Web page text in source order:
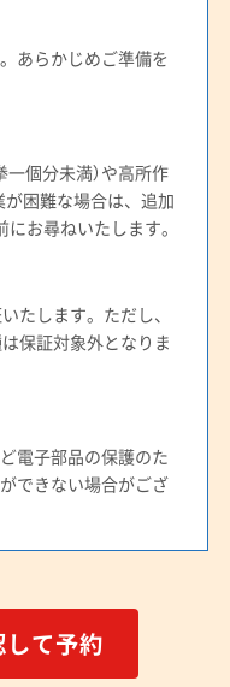
市熱田区
吉田町
駿河区
市浜名区
あらかじめご準備を
個分未満）や高所作
が困難な場合は、追加
お尋ねいたします。
たします。ただし、
保証対象外となりま
電子部品の保護のた
できない場合がござ
て予約